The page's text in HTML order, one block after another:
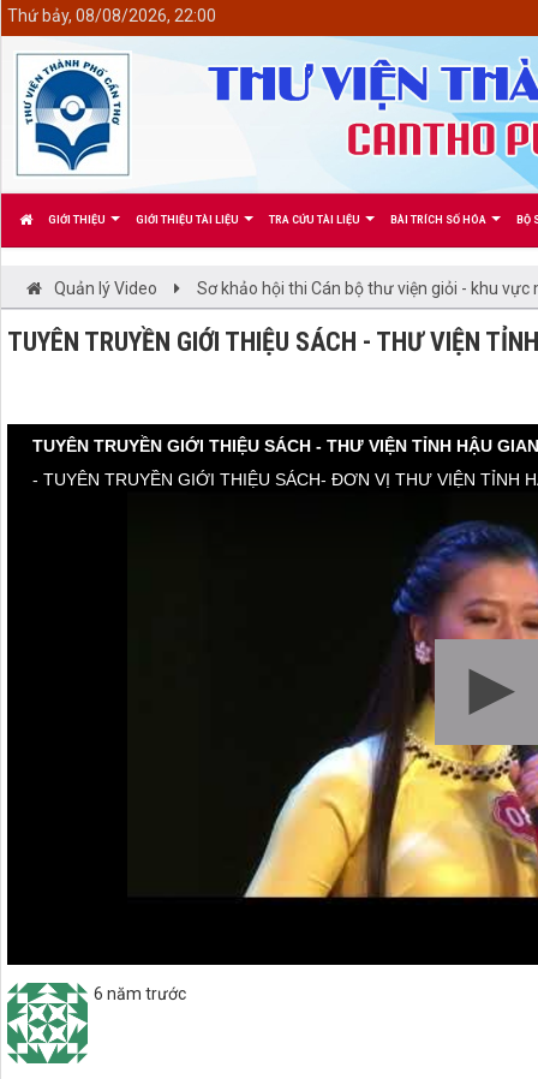
GIỚI THIỆU GIỚI THIỆU TÀI LIỆU TRA CỨU TÀI LIỆU BÀI TRÍCH SỐ HÓA BỘ
Thứ bảy, 08/08/2026, 22:00
Quản lý Video Sơ khảo hội thi Cán bộ thư viện giỏi - khu
TUYÊN TRUYỀN GIỚI THIỆU SÁCH - THƯ VIỆN
TUYÊN TRUYỀN GIỚI THIỆU SÁCH - THƯ VIỆN TỈNH HẬU
6 năm trước
<